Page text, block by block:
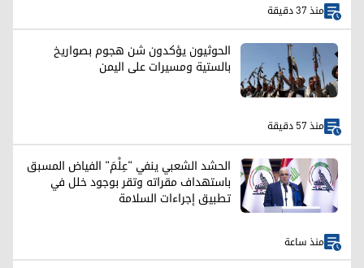
منذ 37 دقيقة
الحوثيون يؤكدون شن هجوم بصواريخ
بالستية ومسيرات على اليمن
منذ 57 دقيقة
الحشد الشعبي ينفي "عِلْمَ" الفياض المسبق
باستهداف مقراته وتقر بوجود خلل في
تطبيق إجراءات السلامة
منذ ساعة